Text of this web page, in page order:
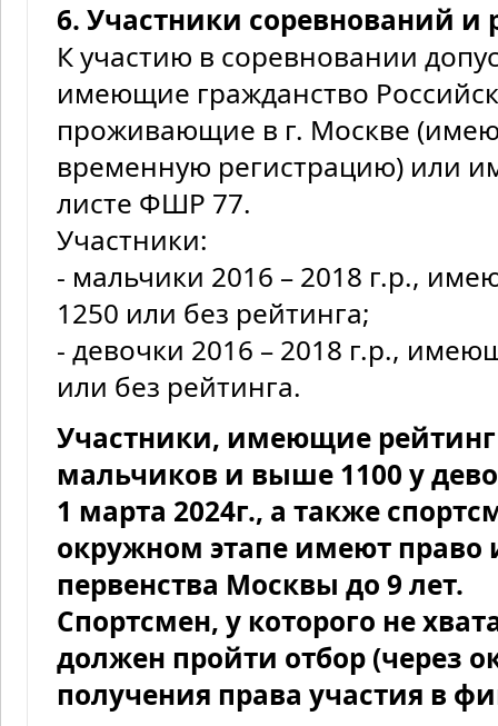
6. Участники соревнований и
К участию в соревновании
имеющие гражданство
проживающие в г. Москве
временную регистрацию) или
листе ФШР 77.
Участники:
- мальчики 2016 – 2018 г.р.,
1250 или без рейтинга;
- девочки 2016 – 2018 г.р.,
или без рейтинга.
Участники, имеющие
мальчиков и выше 1100 у
1 марта 2024г., а также
окружном этапе имеют право
первенства Москвы до 9 лет.
Спортсмен, у которого не
должен пройти отбор (через
получения права участия в